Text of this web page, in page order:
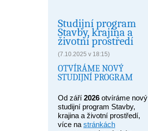
Studijní program
Stavby, krajina a
životní prostředí
(7.10.2025 v 18:15)
OTVÍRÁME NOVÝ
STUDIJNÍ PROGRAM
Od září 2026 otvíráme nový
studijní program Stavby,
krajina a životní prostředí,
více na stránkách